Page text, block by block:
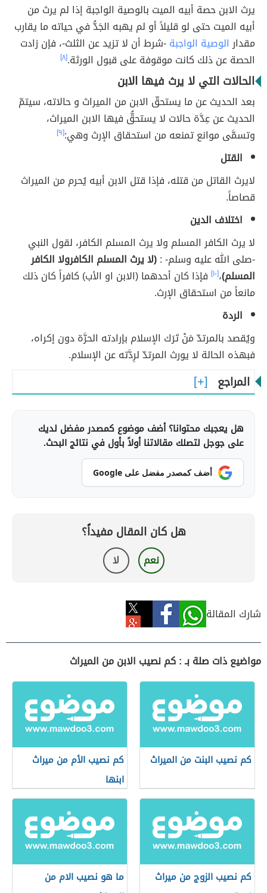
يرث الابن حصة أبيه الميت بالوصية الواجبة إذا لم يرث من
أبيه الميت حتى لو قليلاً أو لم يهبه الجَدُّ في حياته ما يقارب
مقدارالوصية الواجبة-شرط أن لا تزيد عن الثلث-، فإن زادت
الحصة عن ذلك كانت موقوفة على قبول الورثة.[٨]
الحالات التي لا يرث فيها الابن
بعد الحديث عن ما يستحقّ الابن من الميراث و حالاته، سيتمّ
الحديث عن عِدَّة حالات لا يستحقُّ فيها الابن الميراث،
وتسمَّى موانع تمنعه من استحقاق الإرث وهي:[٩]
القتل
لايرث القاتل من قتله، فإذا قتل الابن أبيه يُحرم من الميراث
قصاصاً.
اختلاف الدين
لا يرث الكافر المسلم ولا يرث المسلم الكافر، لقول النبي
-صلى الله عليه وسلم- :(لا يرث المسلم الكافرولا الكافر
المسلم)،[١٠]
فإذا كان أحدهما (الابن او الأب) كافراً كان ذلك
مانعاً من استحقاق الإرث.
الردة
ويُقصد بالمرتدّ مَنْ تَرَك الإسلام بإرادته الحرَّة دون إكراه،
فبهذه الحالة لا يورث المرتدّ لرِدَّته عن الإسلام.
المراجع
هل يعجبك محتوانا؟ أضف موضوع كمصدر مفضل لديك
على جوجل لتصلك مقالاتنا أولاً بأول في نتائج البحث.
أضف كمصدر مفضل على Google
هل كان المقال مفيداً؟
نعم لا
شارك المقالة
مواضيع ذات صلة بـ : كم نصيب الابن من الميراث
كم نصيب البنت من الميراث
كم نصيب الأم من ميراث
ابنها
كم نصيب الزوج من ميراث
ما هو نصيب الام من